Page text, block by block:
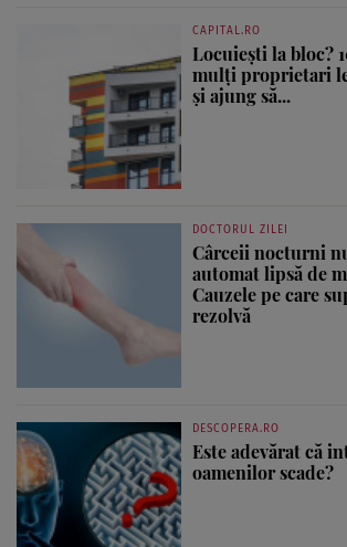
CAPITAL.RO
Locuiești la bloc?
mulți proprietari
și ajung să...
DOCTORUL ZILEI
Cârceii nocturni
automat lipsă de
Cauzele pe care
rezolvă
DESCOPERA.RO
Este adevărat că
oamenilor scade?